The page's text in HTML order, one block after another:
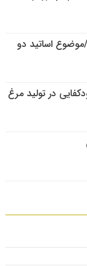
موضوع اساتید دو
در تولید مرغ